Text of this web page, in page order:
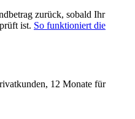
zurück, sobald Ihr
ist. So funktioniert die
12 Monate für